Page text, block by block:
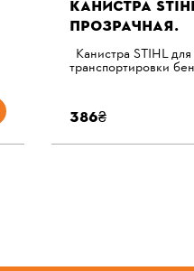
КАНИСТРА
ПРОЗРАЧНАЯ.
Канистра STIHL
транспортировки
386₴